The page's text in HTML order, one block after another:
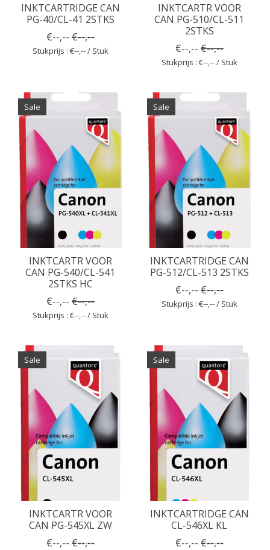
INKTCARTRIDGE CAN
PG-40/CL-41 2STKS
€--,-- €--,--
Stukprijs : €--,-- / Stuk
INKTCARTR VOOR
CAN PG-510/CL-511
2STKS
€--,-- €--,--
Stukprijs : €--,-- / Stuk
Sale
INKTCARTR VOOR
CAN PG-540/CL-541
2STKS HC
€--,-- €--,--
Stukprijs : €--,-- / Stuk
Sale
INKTCARTRIDGE CAN
PG-512/CL-513 2STKS
€--,-- €--,--
Stukprijs : €--,-- / Stuk
Sale
INKTCARTR VOOR
CAN PG-545XL ZW
€--,-- €--,--
Sale
INKTCARTRIDGE CAN
CL-546XL KL
€--,-- €--,--